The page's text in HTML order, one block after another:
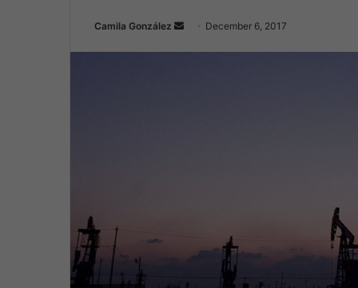
Camila González December 6, 2017